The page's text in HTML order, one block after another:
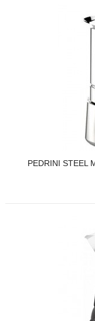
PEDRINI STEEL